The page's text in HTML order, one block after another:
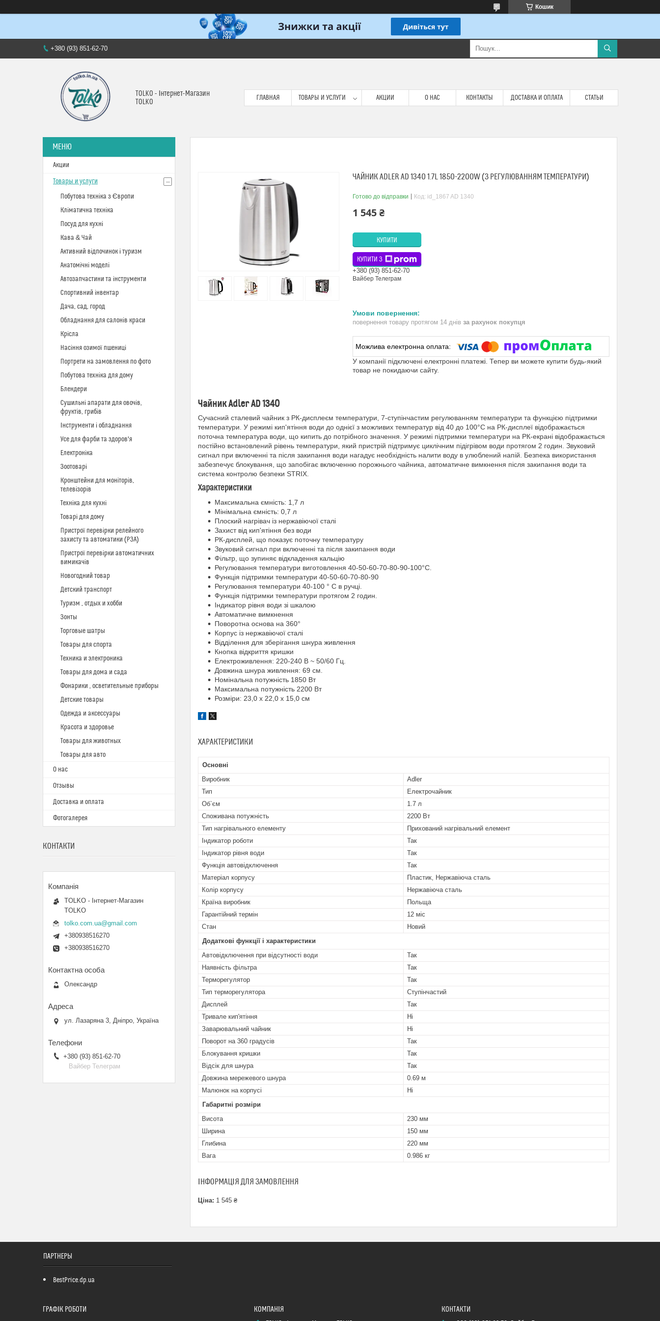
Кошик
+380 (93) 851-62-70
TOLKO - Інтернет-Магазин
TOLKO
ГЛАВНАЯ ТОВАРЫ И УСЛУГИ АКЦИИ О НАС КОНТАКТЫ ДОСТАВКА И ОПЛАТА СТАТЬИ
ЧАЙНИК ADLER AD 1340 1.7L 1850-2200W (З РЕГУЛЮВАННЯМ ТЕМПЕРАТУРИ)
Готово до відправки Код: id_1867 AD 1340
1 545 ₴
КУПИТИ
КУПИТИ З
+380 (93) 851-62-70
Вайбер Телеграм
повернення товару протягом 14 днів за рахунок покупця
У компанії підключені електронні платежі. Тепер ви можете купити будь-який
товар не покидаючи сайту.
Чайник Adler AD 1340
Сучасний сталевий чайник з РК-дисплеєм температури, 7-ступінчастим регулюванням температури та функцією підтримки
температури. У режимі кип'ятіння води до однієї з можливих температур від 40 до 100°С на РК-дисплеї відображається
поточна температура води, що кипить до потрібного значення. У режимі підтримки температури на РК-екрані відображається
постійно встановлений рівень температури, який пристрій підтримує циклічним підігрівом води протягом 2 годин. Звуковий
сигнал при включенні та після закипання води нагадує необхідність налити воду в улюблений напій. Безпека використання
забезпечує блокування, що запобігає включенню порожнього чайника, автоматичне вимкнення після закипання води та
система контролю безпеки STRIX.
Характеристики
Максимальна ємність: 1,7 л
Мінімальна ємність: 0,7 л
Плоский нагрівач із нержавіючої сталі
Захист від кип'ятіння без води
РК-дисплей, що показує поточну температуру
Звуковий сигнал при включенні та після закипання води
Фільтр, що зупиняє відкладення кальцію
Регулювання температури виготовлення 40-50-60-70-80-90-100°С.
Функція підтримки температури 40-50-60-70-80-90
Регулювання температури 40-100 ° C в ручці.
Функція підтримки температури протягом 2 годин.
Індикатор рівня води зі шкалою
Автоматичне вимкнення
Поворотна основа на 360°
Корпус із нержавіючої сталі
Відділення для зберігання шнура живлення
Кнопка відкриття кришки
Електроживлення: 220-240 В ~ 50/60 Гц.
Довжина шнура живлення: 69 см.
Номінальна потужність 1850 Вт
Максимальна потужність 2200 Вт
Розміри: 23,0 х 22,0 х 15,0 см
ХАРАКТЕРИСТИКИ
Основні
Виробник
Adler
Тип
Електрочайник
Об`єм
1.7 л
Споживана потужність
2200 Вт
Тип нагрівального елементу
Прихований нагрівальний елемент
Індикатор роботи
Так
Індикатор рівня води
Так
Функція автовідключення
Так
Матеріал корпусу
Пластик, Нержавіюча сталь
Колір корпусу
Нержавіюча сталь
Країна виробник
Польща
Гарантійний термін
12 міс
Стан
Новий
Додаткові функції і характеристики
Автовідключення при відсутності води
Так
Наявність фільтра
Так
Терморегулятор
Так
Тип терморегулятора
Ступінчастий
Дисплей
Так
Тривале кип'ятіння
Ні
Заварювальний чайник
Ні
Поворот на 360 градусів
Так
Блокування кришки
Так
Відсік для шнура
Так
Довжина мережевого шнура
0.69 м
Малюнок на корпусі
Ні
Габаритні розміри
Висота
230 мм
Ширина
150 мм
Глибина
220 мм
Вага
0.986 кг
ІНФОРМАЦІЯ ДЛЯ ЗАМОВЛЕННЯ
Ціна: 1 545 ₴
Акции
Товары и услуги
Побутова техніка з Європи
Кліматична техніка
Посуд для кухні
Кава & Чай
Активний відпочинок і туризм
Анатомічні моделі
Автозапчастини та інструменти
Спортивний інвентар
Дача, сад, город
Обладнання для салонів краси
Крісла
Насіння озимої пшениці
Портрети на замовлення по фото
Побутова техніка для дому
Блендери
Сушильні апарати для овочів,
фруктів, грибів
Інструменти і обладнання
Усе для фарби та здоров'я
Електроніка
Зоотоварі
Кронштейни для моніторів,
телевізорів
Техніка для кухні
Товарі для дому
Пристрої перевірки релейного
захисту та автоматики (РЗА)
Пристрої перевірки автоматичних
вимикачів
Новогодний товар
Детский транспорт
Туризм , отдых и хобби
Зонты
Торговые шатры
Товары для спорта
Техника и электроника
Товары для дома и сада
Фонарики , осветительные приборы
Детские товары
Одежда и аксессуары
Красота и здоровье
Товары для животных
Товары для авто
О нас
Отзывы
Доставка и оплата
Фотогалерея
КОНТАКТИ
TOLKO - Інтернет-Магазин
TOLKO
tolko.com.ua@gmail.com
+380938516270
+380938516270
Олександр
ул. Лазаряна 3, Дніпро, Україна
+380 (93) 851-62-70
Вайбер Телеграм
ПАРТНЕРЫ
BestPrice.dp.ua
ГРАФІК РОБОТИ